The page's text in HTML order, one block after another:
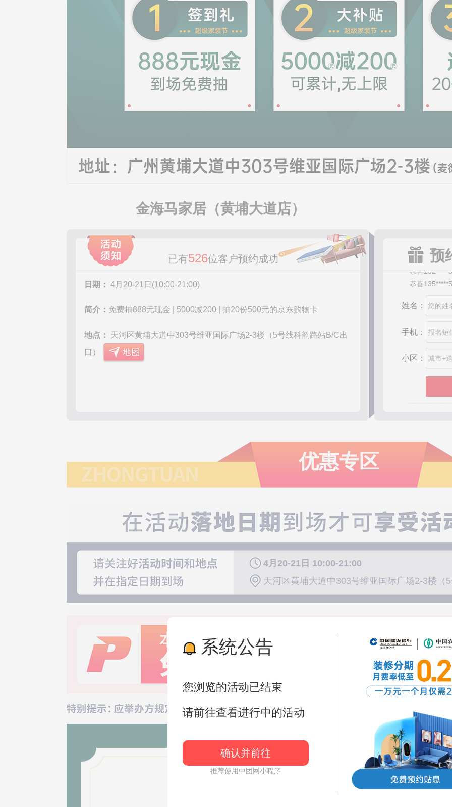
金海马家居（黄埔大道店）
已有526位客户预约成功
日期： 4月20-21日(10:00-21:00)
简介： 免费抽888元现金 | 5000减200 | 抽20份500元的京东购物卡
地点： 天河区黄埔大道中303号维亚国际广场2-3楼（5号线科韵路站B/C出
口）
预
恭喜
恭喜
恭喜
恭喜
恭喜
恭喜
恭喜
恭喜
恭喜
恭喜
恭喜
恭喜
恭喜
恭喜
恭喜
恭喜
恭喜
恭喜
恭喜
恭喜
恭喜
恭喜
姓名：
手机：
小区：
优惠专区
4月20-21日 10:00-21:00
天河区黄埔大道中303号维亚国际广场2-3楼（
签到礼 赢888元现
系统公告
您浏览的活动已结束
请前往查看进行中的活动
确认并前往
推荐使用中团网小程序